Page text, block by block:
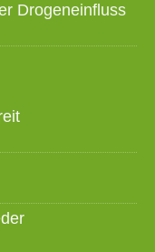
Drogeneinfluss